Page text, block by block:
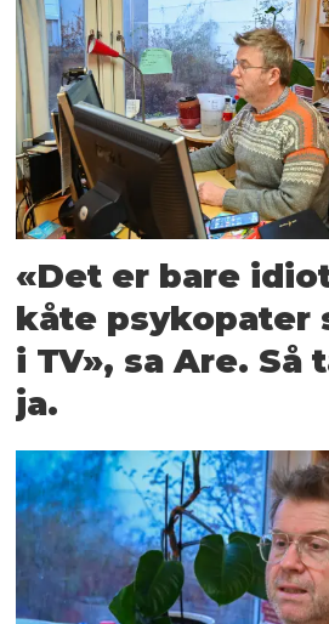
«Det er bare
kåte psykopater
i TV», sa Are. Så
ja.